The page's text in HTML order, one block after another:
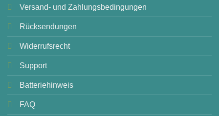
Versand- und Zahlungsbedingungen
Rücksendungen
Widerrufsrecht
Support
Batteriehinweis
FAQ